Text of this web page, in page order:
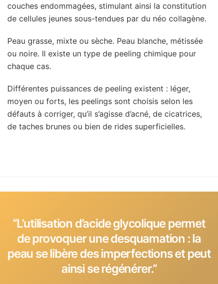
couches endommagées, stimulant ainsi la constitution
de cellules jeunes sous-tendues par du néo collagène.
Peau grasse, mixte ou sèche. Peau blanche, métissée
ou noire. Il existe un type de peeling chimique pour
chaque cas.
Différentes puissances de peeling existent : léger,
moyen ou forts, les peelings sont choisis selon les
défauts à corriger, qu’il s’agisse d’acné, de cicatrices,
de taches brunes ou bien de rides superficielles.
‘‘L’utilisation d’acide glycolique permet
de provoquer une desquamation : la
peau se libère des imperfections et peut
ainsi se régénérer.’’